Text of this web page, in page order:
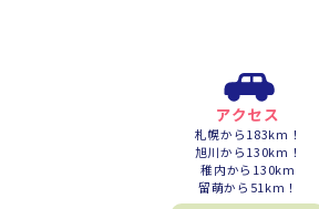
アクセス
札幌から183km！
旭川から130km！
稚内から130km
留萌から51km！